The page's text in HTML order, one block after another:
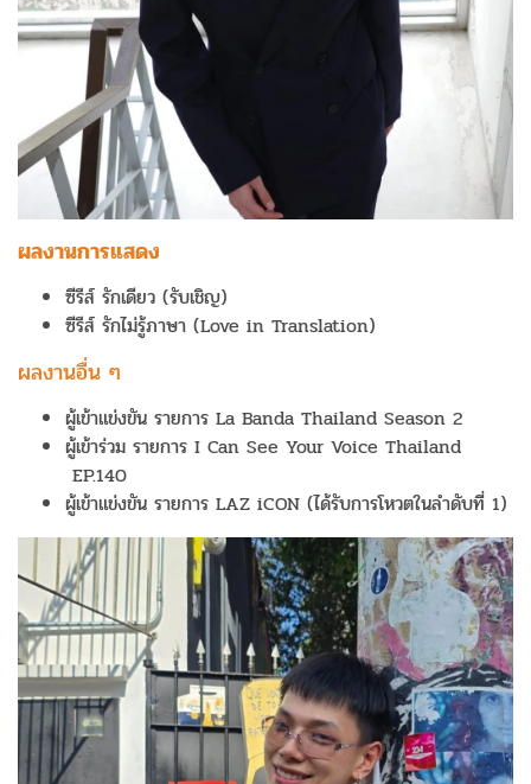
ผลงานการแสดง
ซีรีส์ รักเดียว (รับเชิญ)
ซีรีส์ รักไม่รู้ภาษา (Love in Translation)
ผลงานอื่น ๆ
ผู้เข้าแข่งขัน รายการ La Banda Thailand Season 2
ผู้เข้าร่วม รายการ I Can See Your Voice Thailand
EP.140
ผู้เข้าแข่งขัน รายการ LAZ iCON (ได้รับการโหวตในลำดับที่ 1)